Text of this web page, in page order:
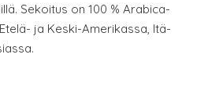
Sekoitus on 100 % Arabica-
ja Keski-Amerikassa, Itä-